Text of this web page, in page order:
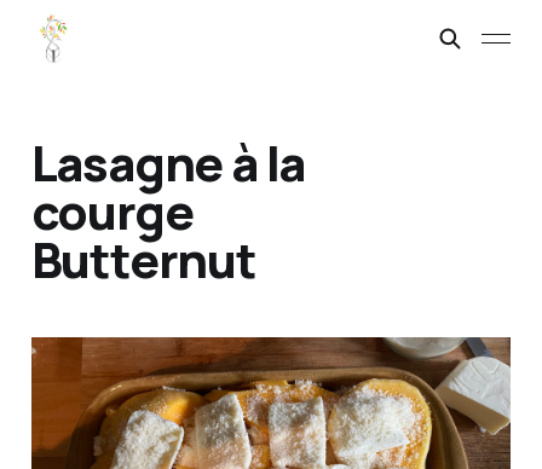
Lasagne à la
courge
Butternut